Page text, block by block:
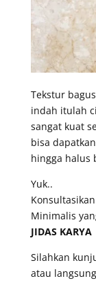
Tekstur
indah itulah
sangat kuat
bisa
hingga halus
Yuk..
Minimalis
JIDAS KARYA
Silahkan
atau